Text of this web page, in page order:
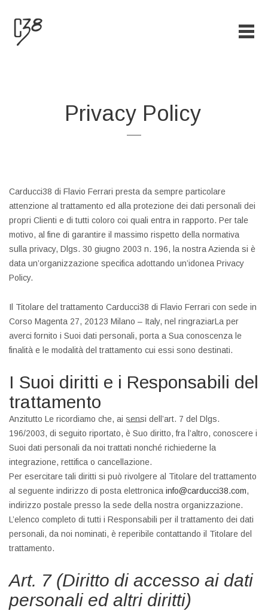
Privacy Policy
Carducci38 di Flavio Ferrari presta da sempre particolare
attenzione al trattamento ed alla protezione dei dati personali dei
propri Clienti e di tutti coloro coi quali entra in rapporto. Per tale
motivo, al fine di garantire il massimo rispetto della normativa
sulla privacy, Dlgs. 30 giugno 2003 n. 196, la nostra Azienda si è
data un’organizzazione specifica adottando un’idonea Privacy
Policy.
Il Titolare del trattamento Carducci38 di Flavio Ferrari con sede in
Corso Magenta 27, 20123 Milano – Italy, nel ringraziarLa per
averci fornito i Suoi dati personali, porta a Sua conoscenza le
finalità e le modalità del trattamento cui essi sono destinati.
I Suoi diritti e i Responsabili del
trattamento
Anzitutto Le ricordiamo che, ai sensi dell’art. 7 del Dlgs.
196/2003, di seguito riportato, è Suo diritto, fra l’altro, conoscere i
Suoi dati personali da noi trattati nonché richiederne la
integrazione, rettifica o cancellazione.
Per esercitare tali diritti si può rivolgere al Titolare del trattamento
al seguente indirizzo di posta elettronica info@carducci38.com,
indirizzo postale presso la sede della nostra organizzazione.
L’elenco completo di tutti i Responsabili per il trattamento dei dati
personali, da noi nominati, è reperibile contattando il Titolare del
trattamento.
Art. 7 (Diritto di accesso ai dati
personali ed altri diritti)